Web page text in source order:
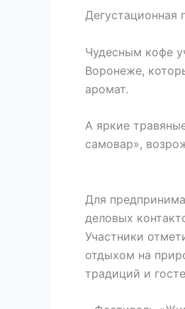
Дегустационная
Чудесным кофе
Воронеже,
аромат.
А яркие
самовар»,
Для
деловых
Участники
отдыхом на
традиций и